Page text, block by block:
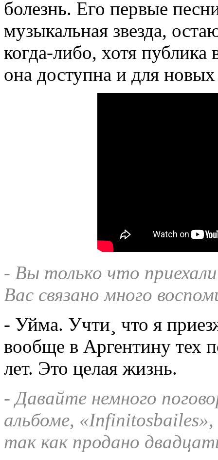
болезнь. Его первые
музыкальная звезда,
когда-либо, хотя публика
она доступна и для
- Вы только что
Вас связано много
- Уйма. Учти¸ что я
вообще в Аргентину тех
лет. Это целая жизнь.
- Давайте немного
альбоме, «Infinitosbailes
так как продано